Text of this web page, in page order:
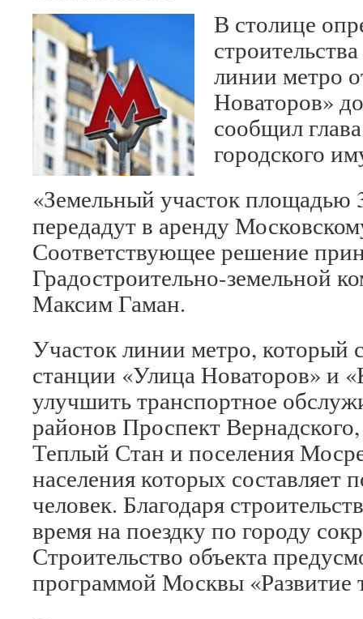
В столице
линии метро
Новаторов»
сообщил
городского
«Земельный участок площадью
передадут в аренду
Соответствующее решение
Градостроительно-земельной
Максим Гаман.
Участок линии метро, который
станции «Улица Новаторов» и
улучшить транспортное
районов Проспект
Теплый Стан и поселения
населения которых составляет
человек. Благодаря
время на поездку по городу
Строительство объекта
программой Москвы «Развитие